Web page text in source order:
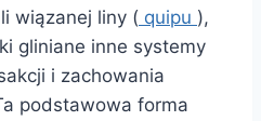
wiązanej liny ( quipu ),
gliniane inne systemy
i zachowania
podstawowa forma